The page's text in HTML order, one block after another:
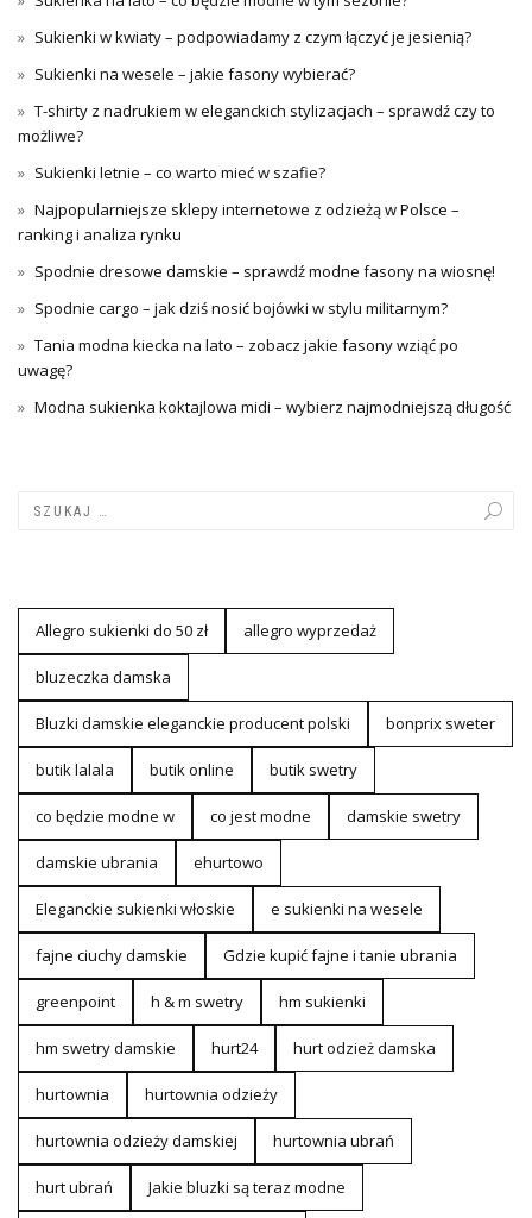
Sukienki w kwiaty – podpowiadamy z czym łączyć je jesienią?
Sukienki na wesele – jakie fasony wybierać?
T-shirty z nadrukiem w eleganckich stylizacjach – sprawdź czy to
możliwe?
Sukienki letnie – co warto mieć w szafie?
Najpopularniejsze sklepy internetowe z odzieżą w Polsce –
ranking i analiza rynku
Spodnie dresowe damskie – sprawdź modne fasony na wiosnę!
Spodnie cargo – jak dziś nosić bojówki w stylu militarnym?
Tania modna kiecka na lato – zobacz jakie fasony wziąć po
uwagę?
Modna sukienka koktajlowa midi – wybierz najmodniejszą długość
Allegro sukienki do 50 zł allegro wyprzedaż
bluzeczka damska
Bluzki damskie eleganckie producent polski bonprix sweter
butik lalala butik online butik swetry
co będzie modne w co jest modne damskie swetry
damskie ubrania ehurtowo
Eleganckie sukienki włoskie e sukienki na wesele
fajne ciuchy damskie Gdzie kupić fajne i tanie ubrania
greenpoint h & m swetry hm sukienki
hm swetry damskie hurt24 hurt odzież damska
hurtownia hurtownia odzieży
hurtownia odzieży damskiej hurtownia ubrań
hurt ubrań Jakie bluzki są teraz modne